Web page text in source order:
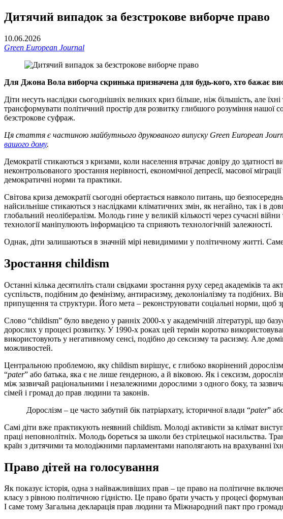
Дитячий випадок за безстрокове виборче право
10.06.2026
Green European Journal
Для Джона Вола виборча скринька призначена для будь-кого, хто бажає
Діти несуть наслідки сьогоднішніх великих криз більше, ніж більшість, але
трансформувати політичний простір для розвитку глибшого розуміння нашої
безстрокове суфраж.
Ця стаття є частиною майбутнього друкованого випуску Green European
вашого дому.
Демократії стикаються з кризами, коли населення втрачає довіру до здатності
неконтрольованого зростання нерівності, економічної депресії, масової
демократичні норми та практики.
Світова криза демократії сьогодні обертається навколо питань, що
найсильніше стикаються з наслідками кліматичних змін, як негайно, так і в
глобальний неолібералізм. Молодь гине у великій кількості через сучасні
технології маніпулюють інформацією та сприяють технологічній залежності.
Однак, діти залишаються в значній мірі невидимими у політичному житті.
Зростання childism
Останні кілька десятиліть стали свідками зростання руху серед академіків
суспільств, подібним до фемінізму, антирасизму, деколоніалізму та подібних.
припущення та структури. Його мета – реконструювати соціальні норми, щоб
Слово “childism” було введено у ранніх 2000-х у академічній літературі, що
дорослих у процесі розвитку. У 1990-х роках цей термін коротко
використовують у негативному сенсі, подібно до сексизму та расизму. Але
можливостей.
Центральною проблемою, яку childism вирішує, є глибоко вкорінений
“pater” або батька, яка є не лише ґендерною, а й віковою. Як і сексизм,
між зазвичай раціональними і незалежними дорослими з одного боку, та
сімей і громад до прав людини та законів.
Дорослізм – це часто забутий бік патріархату, історичної влади “pater”
Самі діти вже практикують неявний childism. Молоді активісти за клімат
праці неповнолітніх. Молодь бореться за школи без стрілецької насильства.
країн з дитячими та молодіжними парламентами наполягають на врахуванні
Право дітей на голосування
Як показує історія, одна з найважливіших прав – це право на політичне
класу з рівною політичною гідністю. Це право брати участь у процесі
І саме тому Загальна декларація прав людини та Міжнародний пакт про